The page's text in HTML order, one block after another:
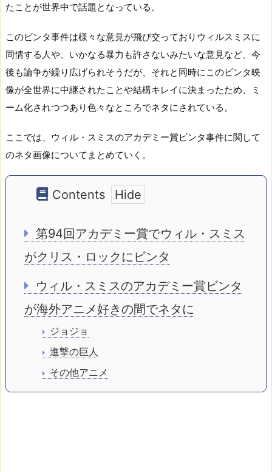
たことが世界中で話題となっている。
このビンタ事件は様々な意見が飛び交っておりウィルスミスに
同情する人や、いかなる暴力も許さないみたいな意見など、今
後も論争が繰り広げられそうだが、それと同時にこのビンタ映
像が全世界に中継されたことや結構キレイに決まったため、ミ
ーム化されつつあり色々なところでネタにされている。
ここでは、ウィル・スミスのアカデミー賞ビンタ事件に関して
のネタ画像についてまとめていく。
Contents
第94回アカデミー賞でウィル・スミス
がクリス・ロックにビンタ
ウィル・スミスのアカデミー賞ビンタ
が海外アニメ好きの間でネタに
ジョジョ
進撃の巨人
その他アニメ